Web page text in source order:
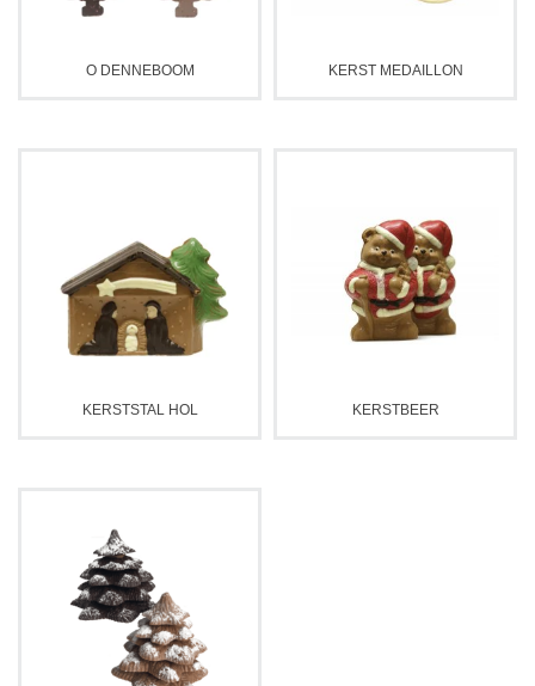
O DENNEBOOM KERST MEDAILLON
KERSTSTAL HOL KERSTBEER